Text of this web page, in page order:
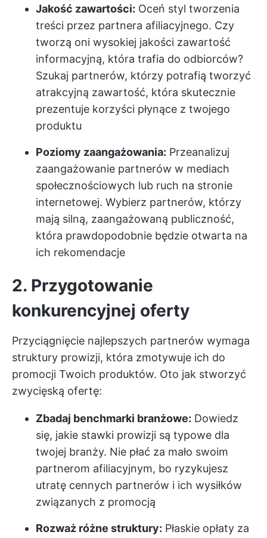
Jakość zawartości: Oceń styl tworzenia
treści przez partnera afiliacyjnego. Czy
tworzą oni wysokiej jakości zawartość
informacyjną, która trafia do odbiorców?
Szukaj partnerów, którzy potrafią tworzyć
atrakcyjną zawartość, która skutecznie
prezentuje korzyści płynące z twojego
produktu
Poziomy zaangażowania: Przeanalizuj
zaangażowanie partnerów w mediach
społecznościowych lub ruch na stronie
internetowej. Wybierz partnerów, którzy
mają silną, zaangażowaną publiczność,
która prawdopodobnie będzie otwarta na
ich rekomendacje
2. Przygotowanie
konkurencyjnej oferty
Przyciągnięcie najlepszych partnerów wymaga
struktury prowizji, która zmotywuje ich do
promocji Twoich produktów. Oto jak stworzyć
zwycięską ofertę:
Zbadaj benchmarki branżowe: Dowiedz
się, jakie stawki prowizji są typowe dla
twojej branży. Nie płać za mało swoim
partnerom afiliacyjnym, bo ryzykujesz
utratę cennych partnerów i ich wysiłków
związanych z promocją
Rozważ różne struktury: Płaskie opłaty za